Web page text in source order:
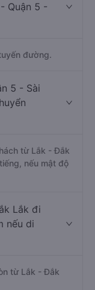
Quận 5 -
đường.
5 - Sài
từ Lắk - Đắk
nếu mật độ
Lắk đi
nếu di
từ Lắk - Đắk